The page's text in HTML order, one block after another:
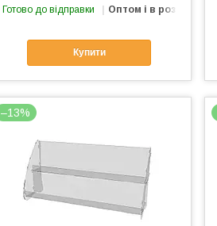
Готово до відправки Оптом і в роздріб
Купити
–13%